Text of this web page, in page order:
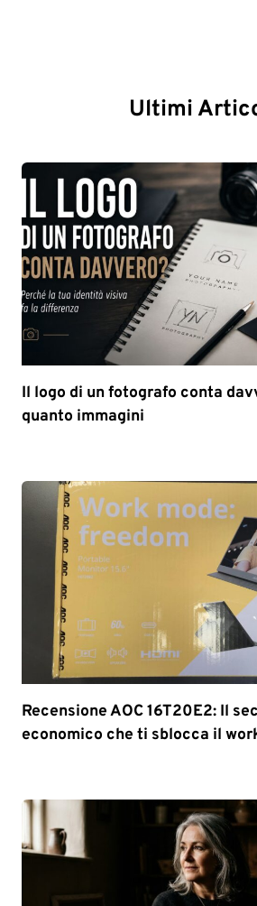
Ultimi
Il logo di un fotografo conta
quanto immagini
Recensione AOC 16T20E2: Il
economico che ti sblocca il